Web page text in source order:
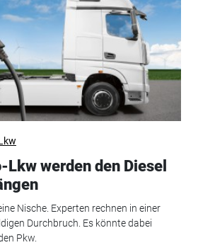
werden den Diesel
Nische. Experten rechnen in einer
Durchbruch. Es könnte dabei
Pkw.